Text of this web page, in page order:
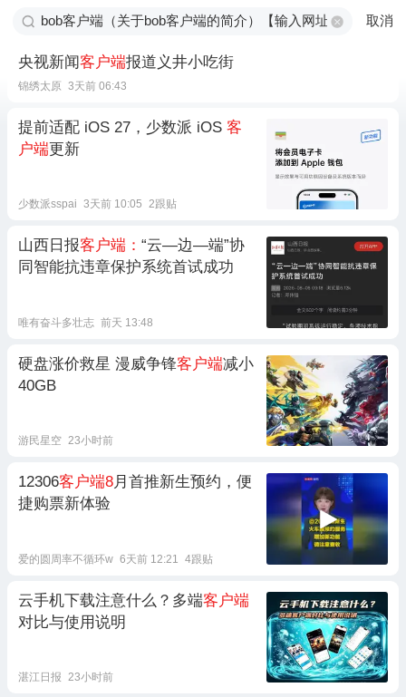
取消
央视新闻客户端报道义井小吃街
锦绣太原 3天前 06:43
提前适配 iOS 27，少数派 iOS 客
户端更新
少数派sspai 3天前 10:05 2跟贴
山西日报客户端： “云—边—端”协
同智能抗违章保护系统首试成功
唯有奋斗多壮志 前天 13:48
硬盘涨价救星 漫威争锋客户端减小
40GB
游民星空 23小时前
12306客户端8月首推新生预约，便
捷购票新体验
爱的圆周率不循环w 6天前 12:21 4跟贴
云手机下载注意什么？多端客户端
对比与使用说明
湛江日报 23小时前